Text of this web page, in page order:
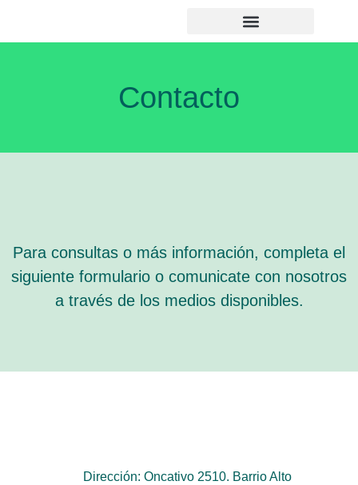
Contacto
Para consultas o más información, completa el
siguiente formulario o comunicate con nosotros
a través de los medios disponibles.
Dirección: Oncativo 2510. Barrio Alto